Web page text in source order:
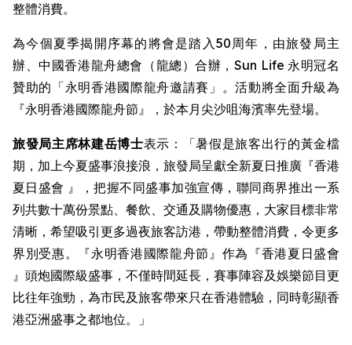
整體消費。
為今個夏季揭開序幕的將會是踏入50周年，由旅發局主
辦、中國香港龍舟總會（龍總）合辦，Sun Life 永明冠名
贊助的「永明香港國際龍舟邀請賽」。活動將全面升級為
『永明香港國際龍舟節』，於本月尖沙咀海濱率先登場。
旅發局主席林建岳博士表示：「暑假是旅客出行的黃金檔
期，加上今夏盛事浪接浪，旅發局呈獻全新夏日推廣『香港
夏日盛會 』，把握不同盛事加強宣傳，聯同商界推出一系
列共數十萬份景點、餐飲、交通及購物優惠，大家目標非常
清晰，希望吸引更多過夜旅客訪港，帶動整體消費，令更多
界別受惠。『永明香港國際龍舟節』作為『香港夏日盛會
』頭炮國際級盛事，不僅時間延長，賽事陣容及娛樂節目更
比往年強勁，為市民及旅客帶來只在香港體驗，同時彰顯香
港亞洲盛事之都地位。」